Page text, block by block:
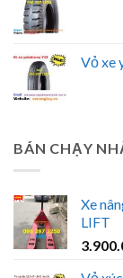
Vỏ xe
BÁN CHẠY
Xe
LIFT